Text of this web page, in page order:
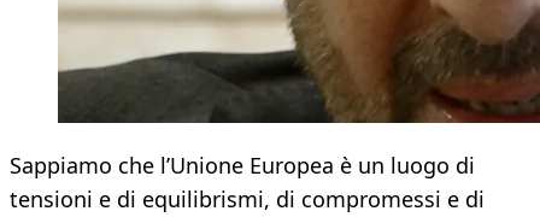
Sappiamo che l’Unione Europea è un luogo di
tensioni e di equilibrismi, di compromessi e di